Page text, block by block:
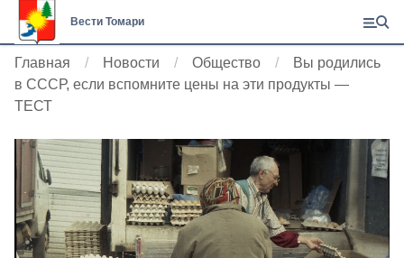
Вести Томари
Главная Новости Общество
Вы родились
в СССР, если вспомните цены на эти продукты —
ТЕСТ